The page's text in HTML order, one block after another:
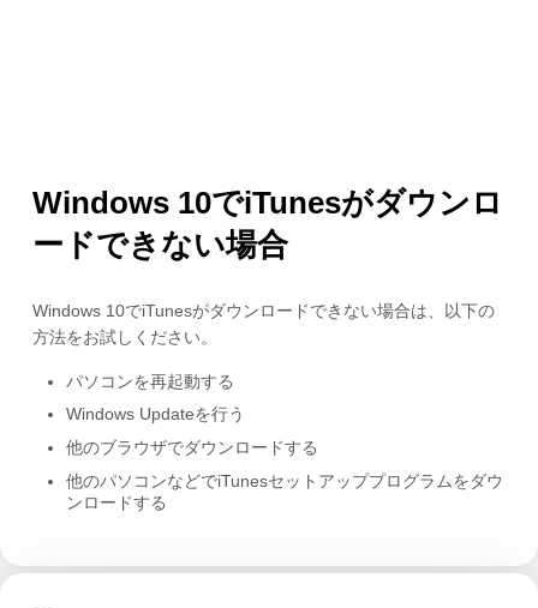
Windows 10でiTunesがダウンロ
ードできない場合
Windows 10でiTunesがダウンロードできない場合は、以下の
方法をお試しください。
パソコンを再起動する
Windows Updateを行う
他のブラウザでダウンロードする
他のパソコンなどでiTunesセットアッププログラムをダウ
ンロードする